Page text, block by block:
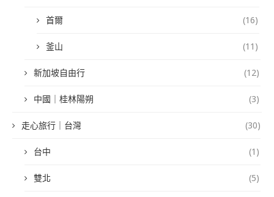
首爾 (16)
釜山 (11)
新加坡自由行 (12)
中國｜桂林陽朔 (3)
走心旅行｜台灣 (30)
台中 (1)
雙北 (5)